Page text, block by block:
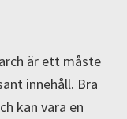
är ett måste
innehåll. Bra
kan vara en